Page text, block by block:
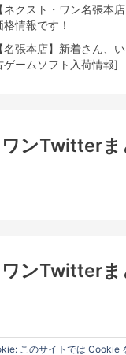
【ネクスト・ワン名張本
格情報です！
【名張本店】新着さん、
ゲームソフト入荷情報]
ンTwitterま
ンTwitterま
このサイトでは Cookie